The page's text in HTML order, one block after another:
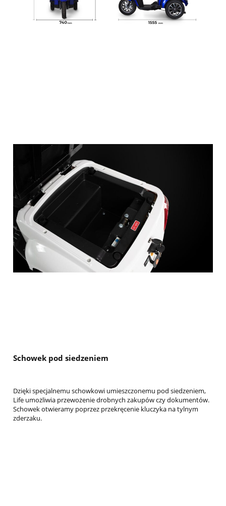
Schowek pod siedzeniem
Dzięki specjalnemu schowkowi umieszczonemu pod siedzeniem,
Life umożliwia przewożenie drobnych zakupów czy dokumentów.
Schowek otwieramy poprzez przekręcenie kluczyka na tylnym
zderzaku.